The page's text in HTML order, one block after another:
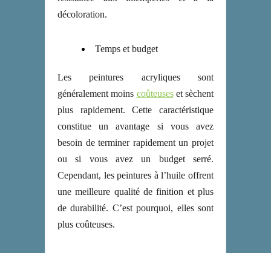
décoloration.
Temps et budget
Les peintures acryliques sont
généralement moins coûteuseset sèchent
plus rapidement. Cette caractéristique
constitue un avantage si vous avez
besoin de terminer rapidement un projet
ou si vous avez un budget serré.
Cependant, les peintures à l’huile offrent
une meilleure qualité de finition et plus
de durabilité. C’est pourquoi, elles sont
plus coûteuses.